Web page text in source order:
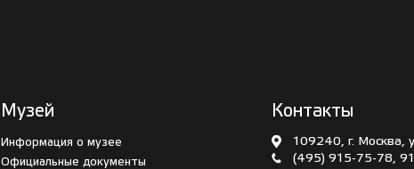
Музей
Информация о музее
Официальные документы
Контакты
109240, г. Москва,
(495) 915-75-78,